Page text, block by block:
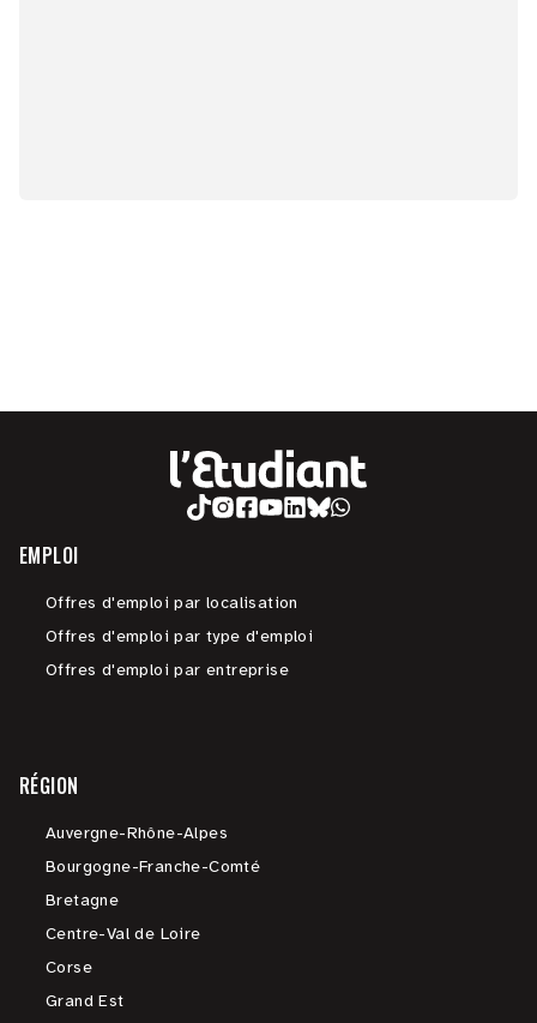
EMPLOI
Offres d'emploi par localisation
Offres d'emploi par type d'emploi
Offres d'emploi par entreprise
RÉGION
Auvergne-Rhône-Alpes
Bourgogne-Franche-Comté
Bretagne
Centre-Val de Loire
Corse
Grand Est